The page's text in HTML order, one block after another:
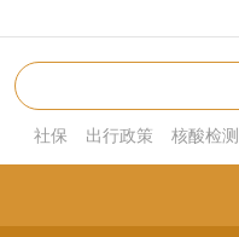
社保 出行政策 核酸检测